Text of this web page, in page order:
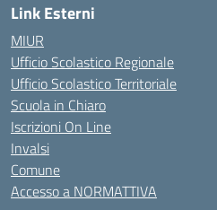
Link Esterni
MIUR
Ufficio Scolastico Regionale
Ufficio Scolastico Territoriale
Scuola in Chiaro
Iscrizioni On Line
Invalsi
Comune
Accesso a NORMATTIVA